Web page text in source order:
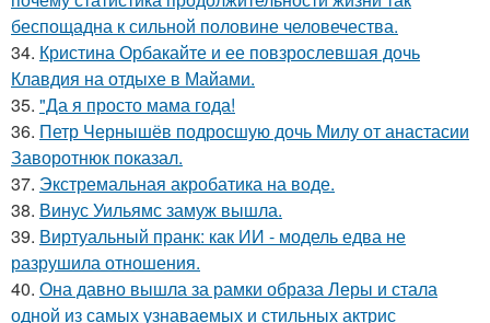
беспощадна к сильной половине человечества.
34. Кристина Орбакайте и ее повзрослевшая дочь
Клавдия на отдыхе в Майами.
35. "Да я просто мама года!
36. Петр Чернышёв подросшую дочь Милу от анастасии
Заворотнюк показал.
37. Экстремальная акробатика на воде.
38. Винус Уильямс замуж вышла.
39. Виртуальный пранк: как ИИ - модель едва не
разрушила отношения.
40. Она давно вышла за рамки образа Леры и стала
одной из самых узнаваемых и стильных актрис